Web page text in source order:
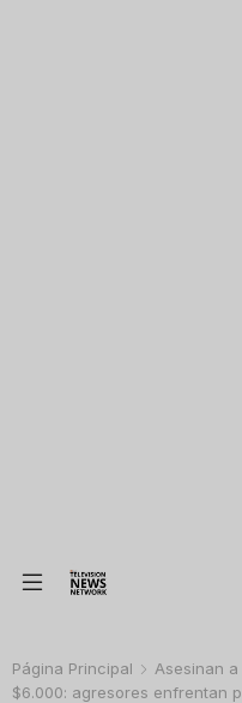
Página Principal
Asesinan
$6.000: agresores enfrentan